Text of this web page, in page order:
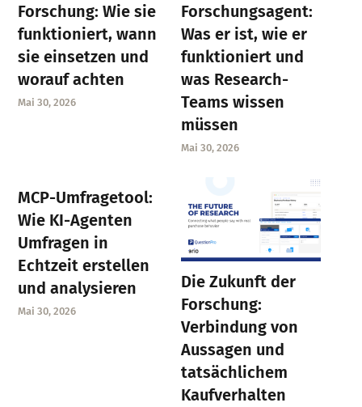
Forschung: Wie sie
funktioniert, wann
sie einsetzen und
worauf achten
Mai 30, 2026
Forschungsagent:
Was er ist, wie er
funktioniert und
was Research-
Teams wissen
müssen
Mai 30, 2026
MCP-Umfragetool:
Wie KI-Agenten
Umfragen in
Echtzeit erstellen
und analysieren
Mai 30, 2026
Die Zukunft der
Forschung:
Verbindung von
Aussagen und
tatsächlichem
Kaufverhalten